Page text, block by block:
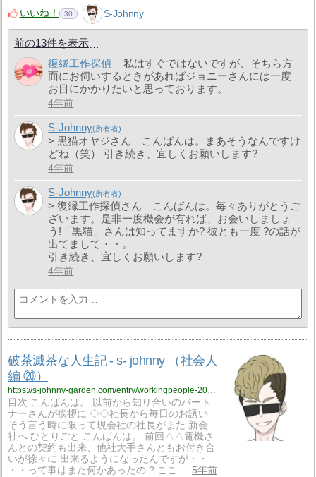
いいね！
30 S-Johnny
前の13件を表示
復縁工作探偵
私はすぐではないですが、そちら方
面にお伺いするときがあればジョニーさんには一度
お目にかかりたいと思っております。
4年前
S-Johnny
> 黒猫オヤジさん こんばんは。まあそうなんですけ
どね（笑） 引き続き、宜しくお願いします?
4年前
S-Johnny
> 復縁工作探偵さん こんばんは。毎々ありがとうご
ざいます。是非一度機会が有れば、お会いしましょ
う!「黒猫」さんは知ってますか? 彼とも一度 ?の話が
出てまして・・。
引き続き、宜しくお願いします?
4年前
破茶滅茶な人生記 - s- johnny （社会人
編 ⑳）
目次 こんばんは。 以前から知り合いのパート
ナーさんが挨拶に ◇◇社長から毎日のお誘い
そう言う時に限って現会社の社長がまた 新会
社へ ひとりごと こんばんは。 前回△△電機さ
んとの契約も出来、他社大手さんともお付き合
いが徐々に 出来るようになったんですが・・
・・って事はまた何かあったの ? ここ…
5年前